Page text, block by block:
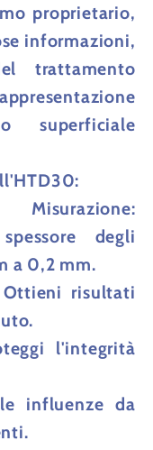
proprietario,
informazioni,
trattamento
superficiale
:
degli
a 0,2 mm.
risultati
l'integrità
influenze da